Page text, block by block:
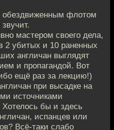
обездвиженным флотом
мастером своего дела,
2 убитых и 10 раненных
англичан выглядят
и пропагандой. Вот
ещё раз за лекцию!)
при высадке на
источниками
бы и здесь
испанцев или
Всё-таки слабо